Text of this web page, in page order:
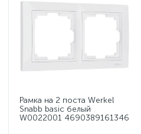
Рамка на 2 поста Werkel
Snabb basic белый
W0022001 4690389161346